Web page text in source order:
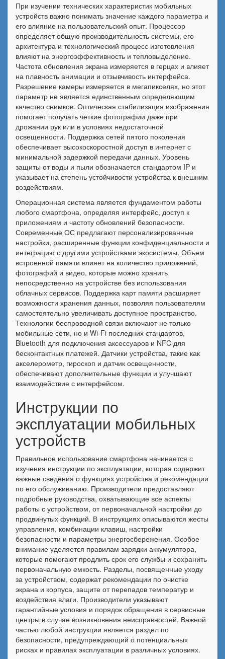
При изучении технических характеристик мобильных
устройств важно понимать значение каждого параметра и
его влияние на пользовательский опыт. Процессор
определяет общую производительность системы, его
архитектура и технологический процесс изготовления
влияют на энергоэффективность и тепловыделение.
Частота обновления экрана измеряется в герцах и влияет
на плавность анимации и отзывчивость интерфейса.
Разрешение камеры измеряется в мегапикселях, но этот
параметр не является единственным определяющим
качество снимков. Оптическая стабилизация изображения
помогает получать четкие фотографии даже при
дрожании рук или в условиях недостаточной
освещенности. Поддержка сетей пятого поколения
обеспечивает высокоскоростной доступ в интернет с
минимальной задержкой передачи данных. Уровень
защиты от воды и пыли обозначается стандартом IP и
указывает на степень устойчивости устройства к внешним
воздействиям.
Операционная система является фундаментом работы
любого смартфона, определяя интерфейс, доступ к
приложениям и частоту обновлений безопасности.
Современные ОС предлагают персонализированные
настройки, расширенные функции конфиденциальности и
интеграцию с другими устройствами экосистемы. Объем
встроенной памяти влияет на количество приложений,
фотографий и видео, которые можно хранить
непосредственно на устройстве без использования
облачных сервисов. Поддержка карт памяти расширяет
возможности хранения данных, позволяя пользователям
самостоятельно увеличивать доступное пространство.
Технологии беспроводной связи включают не только
мобильные сети, но и Wi-Fi последних стандартов,
Bluetooth для подключения аксессуаров и NFC для
бесконтактных платежей. Датчики устройства, такие как
акселерометр, гироскоп и датчик освещенности,
обеспечивают дополнительные функции и улучшают
взаимодействие с интерфейсом.
Инструкции по
эксплуатации мобильных
устройств
Правильное использование смартфона начинается с
изучения инструкции по эксплуатации, которая содержит
важные сведения о функциях устройства и рекомендации
по его обслуживанию. Производители предоставляют
подробные руководства, охватывающие все аспекты
работы с устройством, от первоначальной настройки до
продвинутых функций. В инструкциях описываются жесты
управления, комбинации клавиш, настройки
безопасности и параметры энергосбережения. Особое
внимание уделяется правилам зарядки аккумулятора,
которые помогают продлить срок его службы и сохранить
первоначальную емкость. Разделы, посвященные уходу
за устройством, содержат рекомендации по очистке
экрана и корпуса, защите от перепадов температур и
воздействия влаги. Производители указывают
гарантийные условия и порядок обращения в сервисные
центры в случае возникновения неисправностей. Важной
частью любой инструкции является раздел по
безопасности, предупреждающий о потенциальных
рисках и правилах эксплуатации в различных условиях.